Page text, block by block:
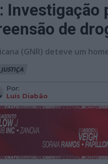
Investigação
de
(GNR) deteve um
Por:
Luís Diabão